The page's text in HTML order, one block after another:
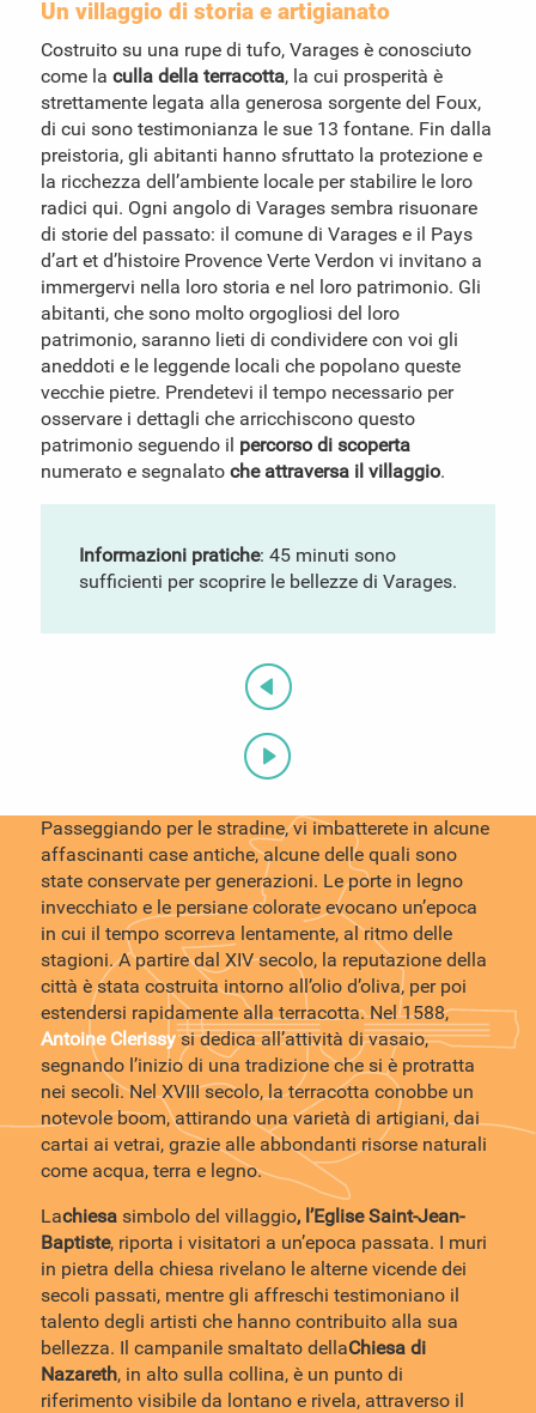
2 Passeggiata in paese
3 Artigianato locale
4 Museo della Faience
5 Cooperativa di olivicoltori
6 Escursioni
7 Var gastronomia
8 Tradizioni provenzali
Un villaggio di storia e artigianato
Costruito su una rupe di tufo, Varages è conosciuto
come la culla della terracotta, la cui prosperità è
strettamente legata alla generosa sorgente del Foux,
di cui sono testimonianza le sue 13 fontane. Fin dalla
preistoria, gli abitanti hanno sfruttato la protezione e
la ricchezza dell’ambiente locale per stabilire le loro
radici qui. Ogni angolo di Varages sembra risuonare
di storie del passato: il comune di Varages e il Pays
d’art et d’histoire Provence Verte Verdon vi invitano a
immergervi nella loro storia e nel loro patrimonio. Gli
abitanti, che sono molto orgogliosi del loro
patrimonio, saranno lieti di condividere con voi gli
aneddoti e le leggende locali che popolano queste
vecchie pietre. Prendetevi il tempo necessario per
osservare i dettagli che arricchiscono questo
patrimonio seguendo il percorso di scoperta
numerato e segnalato che attraversa il villaggio.
Informazioni pratiche: 45 minuti sono
sufficienti per scoprire le bellezze di Varages.
Passeggiando per le stradine, vi imbatterete in alcune
affascinanti case antiche, alcune delle quali sono
state conservate per generazioni. Le porte in legno
invecchiato e le persiane colorate evocano un’epoca
in cui il tempo scorreva lentamente, al ritmo delle
stagioni. A partire dal XIV secolo, la reputazione della
città è stata costruita intorno all’olio d’oliva, per poi
estendersi rapidamente alla terracotta. Nel 1588,
Antoine Clerissysi dedica all’attività di vasaio,
segnando l’inizio di una tradizione che si è protratta
nei secoli. Nel XVIII secolo, la terracotta conobbe un
notevole boom, attirando una varietà di artigiani, dai
cartai ai vetrai, grazie alle abbondanti risorse naturali
come acqua, terra e legno.
Lachiesa simbolo del villaggio, l’Eglise Saint-Jean-
Baptiste, riporta i visitatori a un’epoca passata. I muri
in pietra della chiesa rivelano le alterne vicende dei
secoli passati, mentre gli affreschi testimoniano il
talento degli artisti che hanno contribuito alla sua
bellezza. Il campanile smaltato dellaChiesa di
Nazareth, in alto sulla collina, è un punto di
riferimento visibile da lontano e rivela, attraverso il